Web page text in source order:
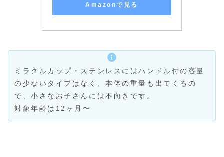
Amazonで見る
ミラクルカップ・ステンレスにはハンドル付の容量
の少ないタイプはなく、本体の重量も出てくるの
で、小さなお子さんには不向きです。
対象年齢は12ヶ月〜